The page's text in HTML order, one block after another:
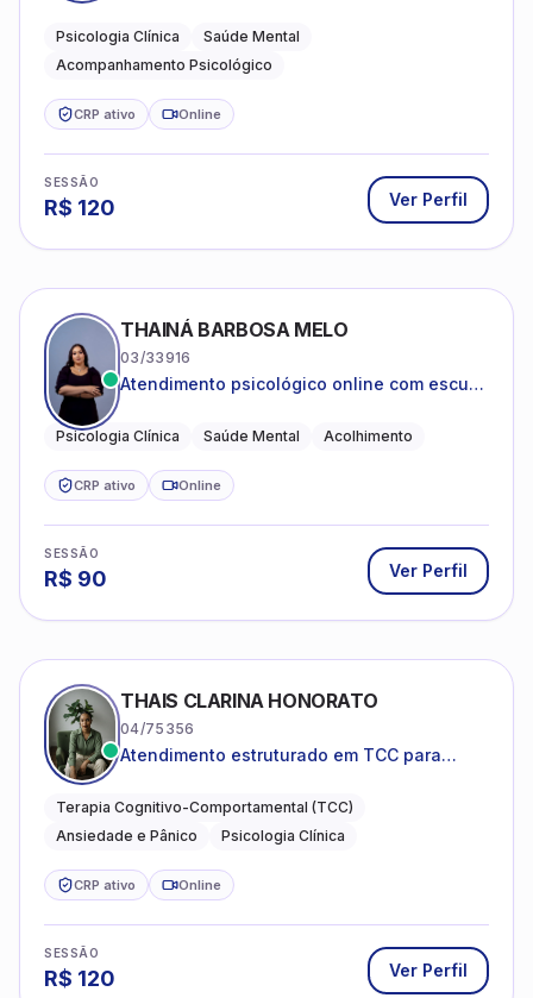
Psicologia Clínica
Saúde Mental
Acompanhamento Psicológico
CRP ativo Online
SESSÃO
R$ 120 Ver Perfil
THAINÁ BARBOSA MELO
03/33916
Atendimento psicológico online com escuta
emocional
Psicologia Clínica Saúde Mental Acolhimento
CRP ativo Online
SESSÃO
R$ 90 Ver Perfil
THAIS CLARINA HONORATO
04/75356
Atendimento estruturado em TCC para
excessiva
Terapia Cognitivo-Comportamental (TCC)
Ansiedade e Pânico
Psicologia Clínica
CRP ativo Online
SESSÃO
R$ 120 Ver Perfil